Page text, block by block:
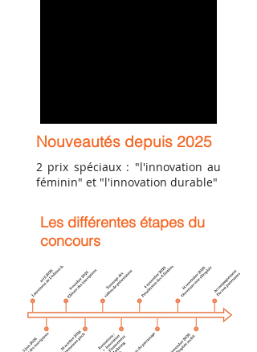
Nouveautés depuis 2025
2 prix spéciaux : "l'innovation au
féminin" et "l'innovation durable"
Les différentes étapes du
concours